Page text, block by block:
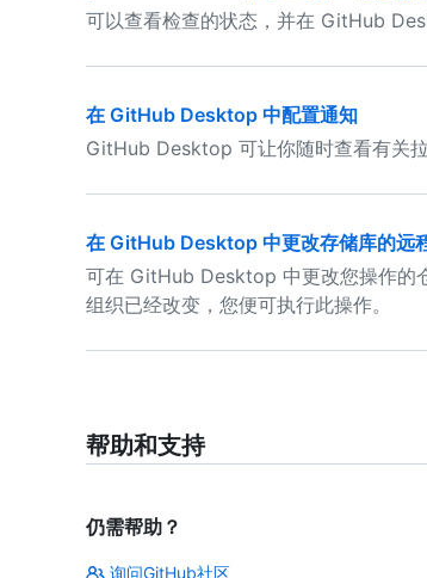
可以查看检查的状态，并在 GitHub
在 GitHub Desktop 中配置通知
GitHub Desktop 可让你随时查看有关
在 GitHub Desktop 中更改存储库的远
可在 GitHub Desktop 中更改您操作的
组织已经改变，您便可执行此操作。
帮助和支持
仍需帮助？
询问GitHub社区